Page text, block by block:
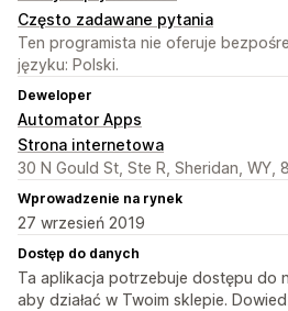
Często zadawane pytania
Ten programista nie oferuje
języku: Polski.
Deweloper
Automator Apps
Strona internetowa
30 N Gould St, Ste R, Sheridan, WY,
Wprowadzenie na rynek
27 wrzesień 2019
Dostęp do danych
Ta aplikacja potrzebuje dostępu do
aby działać w Twoim sklepie.